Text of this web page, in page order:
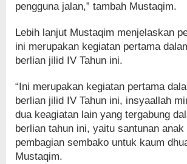
pengguna jalan,” tambah Mustaqim.
Lebih lanjut Mustaqim menjelaskan
ini merupakan kegiatan pertama
berlian jilid IV Tahun ini.
“Ini merupakan kegiatan pertama
berlian jilid IV Tahun ini, insyaallah
dua keagiatan lain yang tergabung
berlian tahun ini, yaitu santunan
pembagian sembako untuk kaum
Mustaqim.